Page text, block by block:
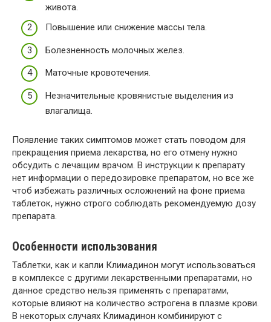
живота.
Повышение или снижение массы тела.
Болезненность молочных желез.
Маточные кровотечения.
Незначительные кровянистые выделения из
влагалища.
Появление таких симптомов может стать поводом для
прекращения приема лекарства, но его отмену нужно
обсудить с лечащим врачом. В инструкции к препарату
нет информации о передозировке препаратом, но все же
чтоб избежать различных осложнений на фоне приема
таблеток, нужно строго соблюдать рекомендуемую дозу
препарата.
Особенности использования
Таблетки, как и капли Климадинон могут использоваться
в комплексе с другими лекарственными препаратами, но
данное средство нельзя применять с препаратами,
которые влияют на количество эстрогена в плазме крови.
В некоторых случаях Климадинон комбинируют с